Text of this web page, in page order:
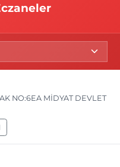
NO:6EA MİDYAT DEVLET